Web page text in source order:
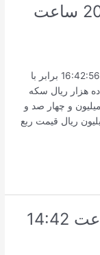
قیمت سکه امروز 2021/08/10 ساعت
قیمت لحظه ای سکه امروز 2021/08/10 ساعت 16:42:56 برابر با
و ده هزار ریال سکه
صد و هفت میلیون و چهار صد و
پنجاه و هشت میلیون ریال قیمت ربع